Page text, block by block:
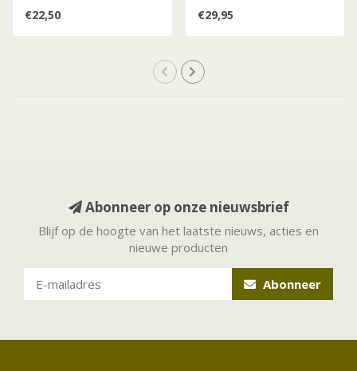
€22,50
Edelstenen Mix
€29,95
Abonneer op onze nieuwsbrief
Blijf op de hoogte van het laatste nieuws, acties en
nieuwe producten
Abonneer